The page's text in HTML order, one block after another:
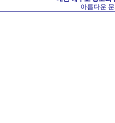
아름다운